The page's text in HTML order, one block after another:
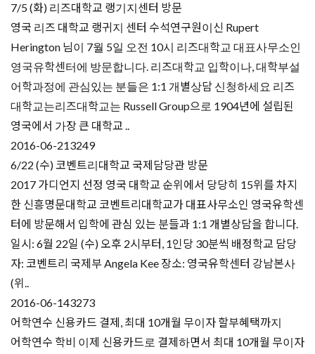
7/5 (화) 리즈대학교 랭기지센터 방문
영국 리즈 대학교 랭귀지 센터 수석연구원이신 Rupert
Herington 님이 7월 5일 오전 10시 리즈대학교 대표사무소인
영국유학센터에 방문합니다. 리즈대학교 입학이나, 대학부설
어학과정에 관심있는 분들은 1:1 개별상담 신청하세요 리즈
대학교는리즈대학교는 Russell Group으로 1904년에 설립된
영국에서 가장 큰 대학교 ..
2016-06-213249
6/22 (수) 코벤트리대학교 국제담당관 방문
2017 가디언지 선정 영국 대학교 순위에서 당당히 15위를 차지
한 신흥명문대학교 코벤트리대학교가 대표사무소인 영국유학센
터에 방문해서 입학에 관심 있는 분들과 1:1 개별상담을 합니다.
일시: 6월 22일 (수) 오후 2시부터, 1인당 30분씩 배정학교 담당
자: 코벤트리 국제부 Angela Kee 장소: 영국유학센터 강남본사
(위..
2016-06-143273
어학연수 신용카드 결제, 최대 10개월 무이자 할부혜택까지
어학연수 학비 이제 신용카드로 결제하면서 최대 10개월 무이자